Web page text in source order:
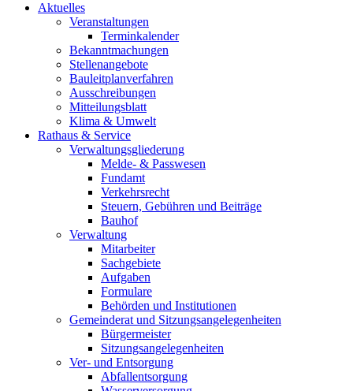
Aktuelles
Veranstaltungen
Terminkalender
Bekanntmachungen
Stellenangebote
Bauleitplanverfahren
Ausschreibungen
Mitteilungsblatt
Klima & Umwelt
Rathaus & Service
Verwaltungsgliederung
Melde- & Passwesen
Fundamt
Verkehrsrecht
Steuern, Gebühren und Beiträge
Bauhof
Verwaltung
Mitarbeiter
Sachgebiete
Aufgaben
Formulare
Behörden und Institutionen
Gemeinderat und Sitzungsangelegenheiten
Bürgermeister
Sitzungsangelegenheiten
Ver- und Entsorgung
Abfallentsorgung